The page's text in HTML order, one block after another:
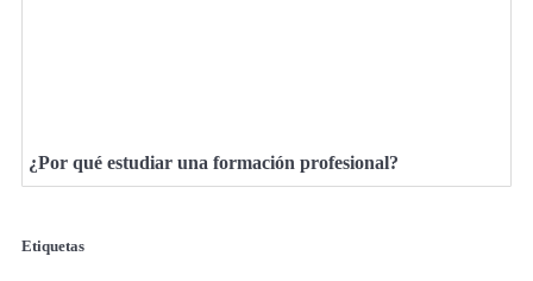
¿Por qué estudiar una formación profesional?
Etiquetas